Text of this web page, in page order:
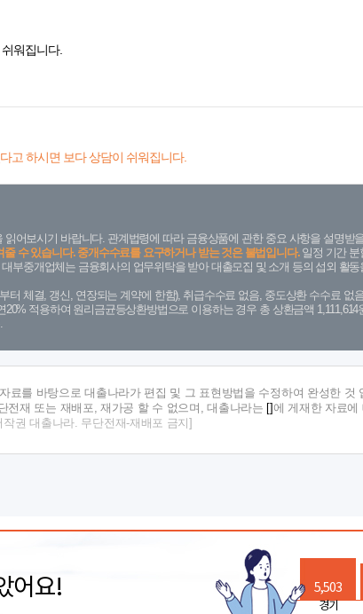
워집니다.
고 하시면 보다 상담이 쉬워집니다.
어보시기 바랍니다. 관계법령에 따라 금융상품에 관한 중요 사항을 설명
수 있습니다. 중개수수료를 요구하거나 받는 것은 불법입니다.일정 기간 분
부중개업체는 금융회사의 업무위탁을 받아 대출모집 및 소개 등의 섭외 활
터 체결, 갱신, 연장되는 계약에 한함), 취급수수료 없음, 중도상환 수수료
적용하여 원리금균등상환방법으로 이용하는 경우 총 상환금액
료를 바탕으로 대출나라가 편집 및 그 표현방법을 수정하여 완성한 것
전재 또는 재배포, 재가공 할 수 없으며, 대출나라는
에 게재한 자료에
작권 대출나라. 무단전재-재배포 금지]
어요! 5,503
경기